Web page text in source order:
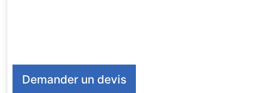
Demander un devis